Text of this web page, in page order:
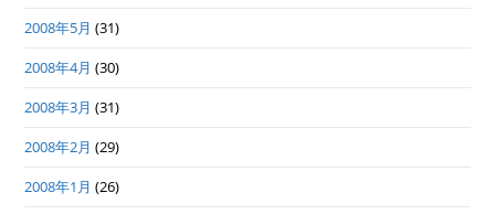
2008年5月 (31)
2008年4月 (30)
2008年3月 (31)
2008年2月 (29)
2008年1月 (26)